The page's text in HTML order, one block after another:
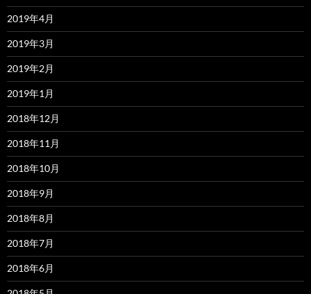
2019年4月
2019年3月
2019年2月
2019年1月
2018年12月
2018年11月
2018年10月
2018年9月
2018年8月
2018年7月
2018年6月